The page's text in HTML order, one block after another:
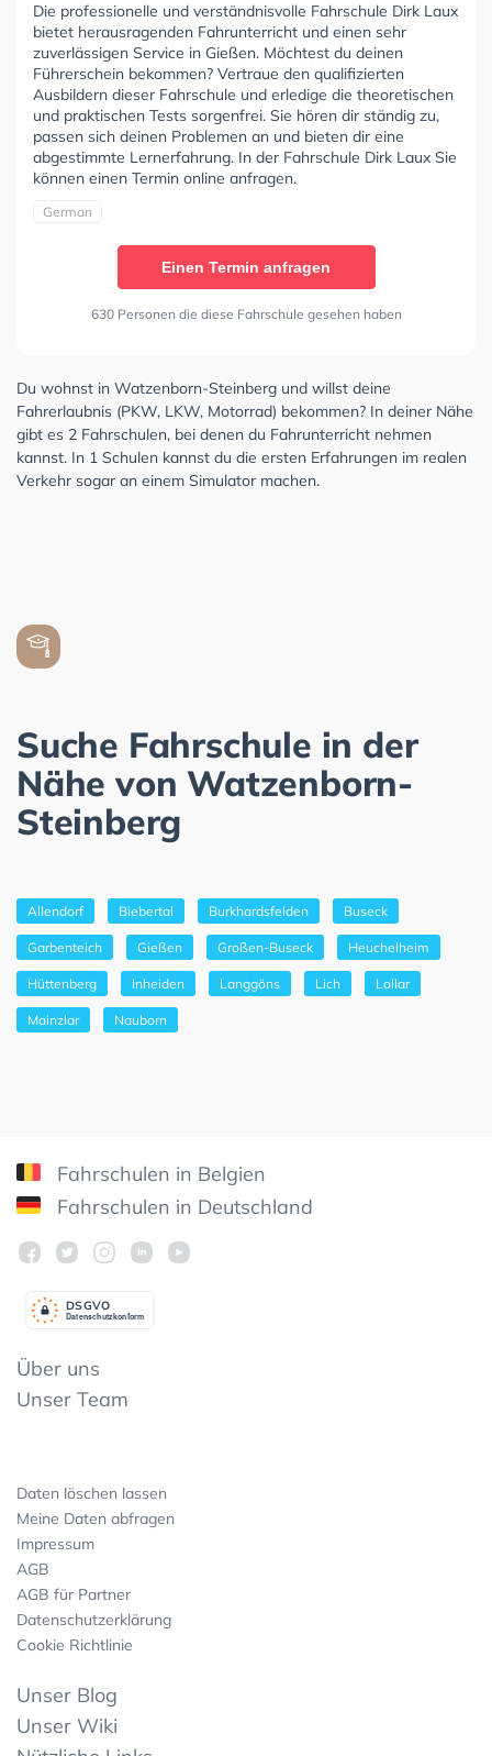
Die professionelle und verständnisvolle Fahrschule Dirk Laux
bietet herausragenden Fahrunterricht und einen sehr
zuverlässigen Service in Gießen. Möchtest du deinen
Führerschein bekommen? Vertraue den qualifizierten
Ausbildern dieser Fahrschule und erledige die theoretischen
und praktischen Tests sorgenfrei. Sie hören dir ständig zu,
passen sich deinen Problemen an und bieten dir eine
abgestimmte Lernerfahrung. In der Fahrschule Dirk Laux Sie
können einen Termin online anfragen.
German
Einen Termin anfragen
630 Personen die diese Fahrschule gesehen haben
Du wohnst in Watzenborn-Steinberg und willst deine
Fahrerlaubnis (PKW, LKW, Motorrad) bekommen? In deiner Nähe
gibt es 2 Fahrschulen, bei denen du Fahrunterricht nehmen
kannst. In 1 Schulen kannst du die ersten Erfahrungen im realen
Verkehr sogar an einem Simulator machen.
Suche Fahrschule in der
Nähe von Watzenborn-
Steinberg
Allendorf Biebertal Burkhardsfelden Buseck
Garbenteich Gießen Großen-Buseck Heuchelheim
Hüttenberg Inheiden Langgöns Lich Lollar
Mainzlar Nauborn
Fahrschulen in Belgien
Fahrschulen in Deutschland
Datenschutzkonform
DSGVO
Über uns
Unser Team
Daten löschen lassen
Meine Daten abfragen
Impressum
AGB
AGB für Partner
Datenschutzerklärung
Cookie Richtlinie
Unser Blog
Unser Wiki